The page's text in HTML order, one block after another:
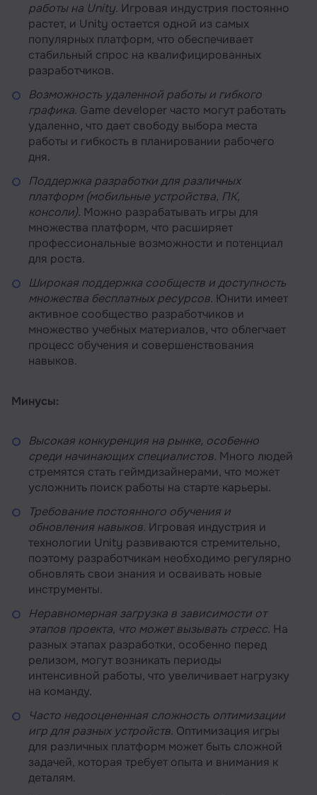
работы на Unity. Игровая индустрия постоянно
растет, и Unity остается одной из самых
популярных платформ, что обеспечивает
стабильный спрос на квалифицированных
разработчиков.
Возможность удаленной работы и гибкого
графика. Game developer часто могут работать
удаленно, что дает свободу выбора места
работы и гибкость в планировании рабочего
дня.
Поддержка разработки для различных
платформ (мобильные устройства, ПК,
консоли). Можно разрабатывать игры для
множества платформ, что расширяет
профессиональные возможности и потенциал
для роста.
Широкая поддержка сообществ и доступность
множества бесплатных ресурсов. Юнити имеет
активное сообщество разработчиков и
множество учебных материалов, что облегчает
процесс обучения и совершенствования
навыков.
Минусы:
Высокая конкуренция на рынке, особенно
среди начинающих специалистов. Много людей
стремятся стать геймдизайнерами, что может
усложнить поиск работы на старте карьеры.
Требование постоянного обучения и
обновления навыков. Игровая индустрия и
технологии Unity развиваются стремительно,
поэтому разработчикам необходимо регулярно
обновлять свои знания и осваивать новые
инструменты.
Неравномерная загрузка в зависимости от
этапов проекта, что может вызывать стресс. На
разных этапах разработки, особенно перед
релизом, могут возникать периоды
интенсивной работы, что увеличивает нагрузку
на команду.
Часто недооцененная сложность оптимизации
игр для разных устройств. Оптимизация игры
для различных платформ может быть сложной
задачей, которая требует опыта и внимания к
деталям.